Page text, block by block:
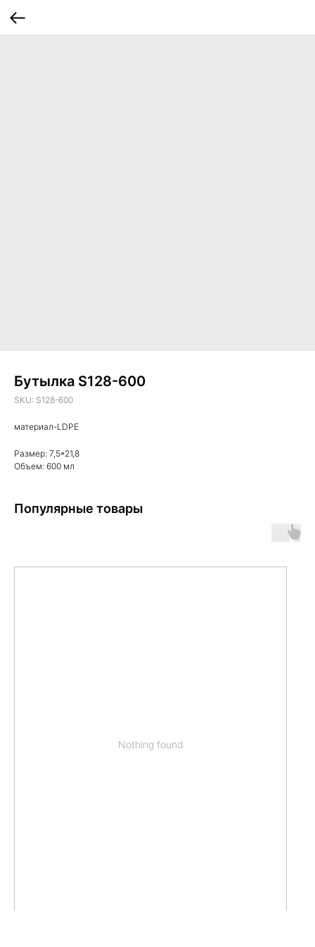
Бутылка S128-600
SKU: S128-600
материал-LDPE
Размер: 7,5*21,8
Объем: 600 мл
Популярные товары
Nothing found